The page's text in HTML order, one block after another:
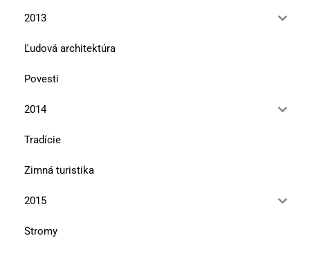
2013
Ľudová architektúra
Povesti
2014
Tradície
Zimná turistika
2015
Stromy